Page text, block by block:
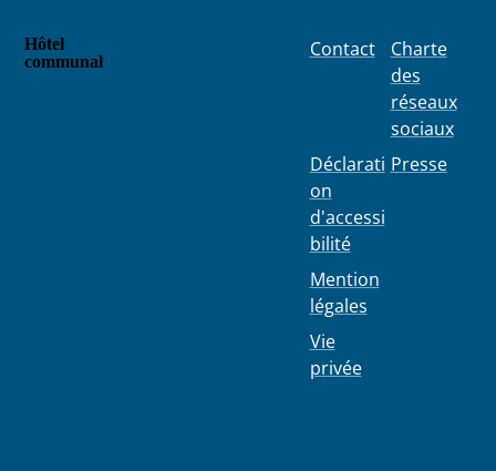
Hôtel
communal
Contact
Déclarati
on
d'accessi
bilité
Mention
légales
Vie
privée
Charte
des
réseaux
sociaux
Presse